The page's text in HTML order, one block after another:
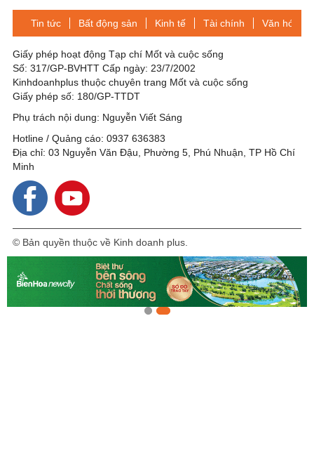
Tin tức Bất động sản Kinh tế Tài chính Văn hóa-
Giấy phép hoạt động Tạp chí Mốt và cuộc sống
Số: 317/GP-BVHTT Cấp ngày: 23/7/2002
Kinhdoanhplus thuộc chuyên trang Mốt và cuộc sống
Giấy phép số: 180/GP-TTDT
Phụ trách nội dung: Nguyễn Viết Sáng
Hotline / Quảng cáo: 0937 636383
Địa chỉ: 03 Nguyễn Văn Đậu, Phường 5, Phú Nhuận, TP Hồ Chí
Minh
© Bản quyền thuộc về Kinh doanh plus.